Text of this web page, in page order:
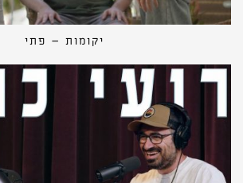
יקומות – פתי